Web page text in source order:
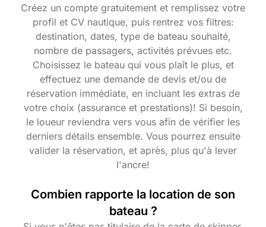
Créez un compte gratuitement et remplissez votre
profil et CV nautique, puis rentrez vos filtres:
destination, dates, type de bateau souhaité,
nombre de passagers, activités prévues etc.
Choisissez le bateau qui vous plaît le plus, et
effectuez une demande de devis et/ou de
réservation immédiate, en incluant les extras de
votre choix (assurance et prestations)! Si besoin,
le loueur reviendra vers vous afin de vérifier les
derniers détails ensemble. Vous pourrez ensuite
valider la réservation, et après, plus qu'à lever
l'ancre!
Combien rapporte la location de son
bateau ?